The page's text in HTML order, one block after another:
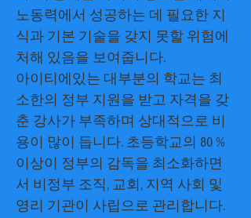
노동력에서 성공하는 데 필요한 지
식과 기본 기술을 갖지 못할 위험에
처해 있음을 보여줍니다.
아이티에있는 대부분의 학교는 최
소한의 정부 지원을 받고 자격을 갖
춘 강사가 부족하며 상대적으로 비
용이 많이 듭니다. 초등학교의 80 %
이상이 정부의 감독을 최소화하면
서 비정부 조직, 교회, 지역 사회 및
영리 기관이 사립으로 관리합니다.